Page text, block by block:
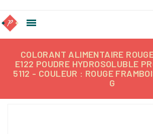

COLORANT ALIMENTAIRE
E122 POUDRE HYDROSOLUBLE
5112 - COULEUR : ROUGE
G